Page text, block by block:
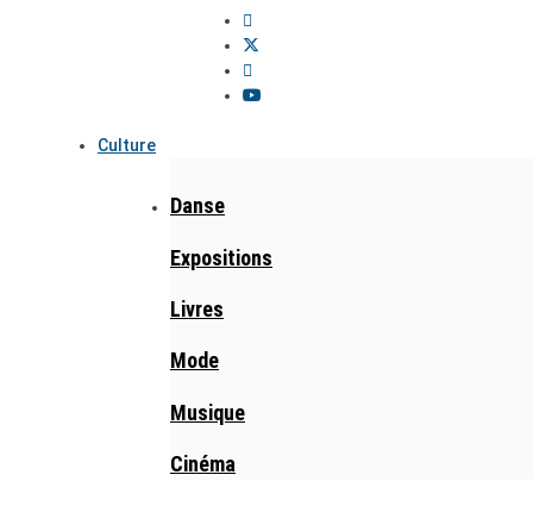
Culture
Danse
Expositions
Livres
Mode
Musique
Cinéma